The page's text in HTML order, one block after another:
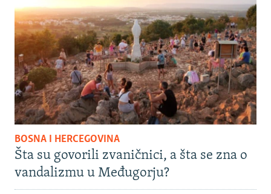
BOSNA I HERCEGOVINA
Šta su govorili zvaničnici, a šta se zna o
vandalizmu u Međugorju?